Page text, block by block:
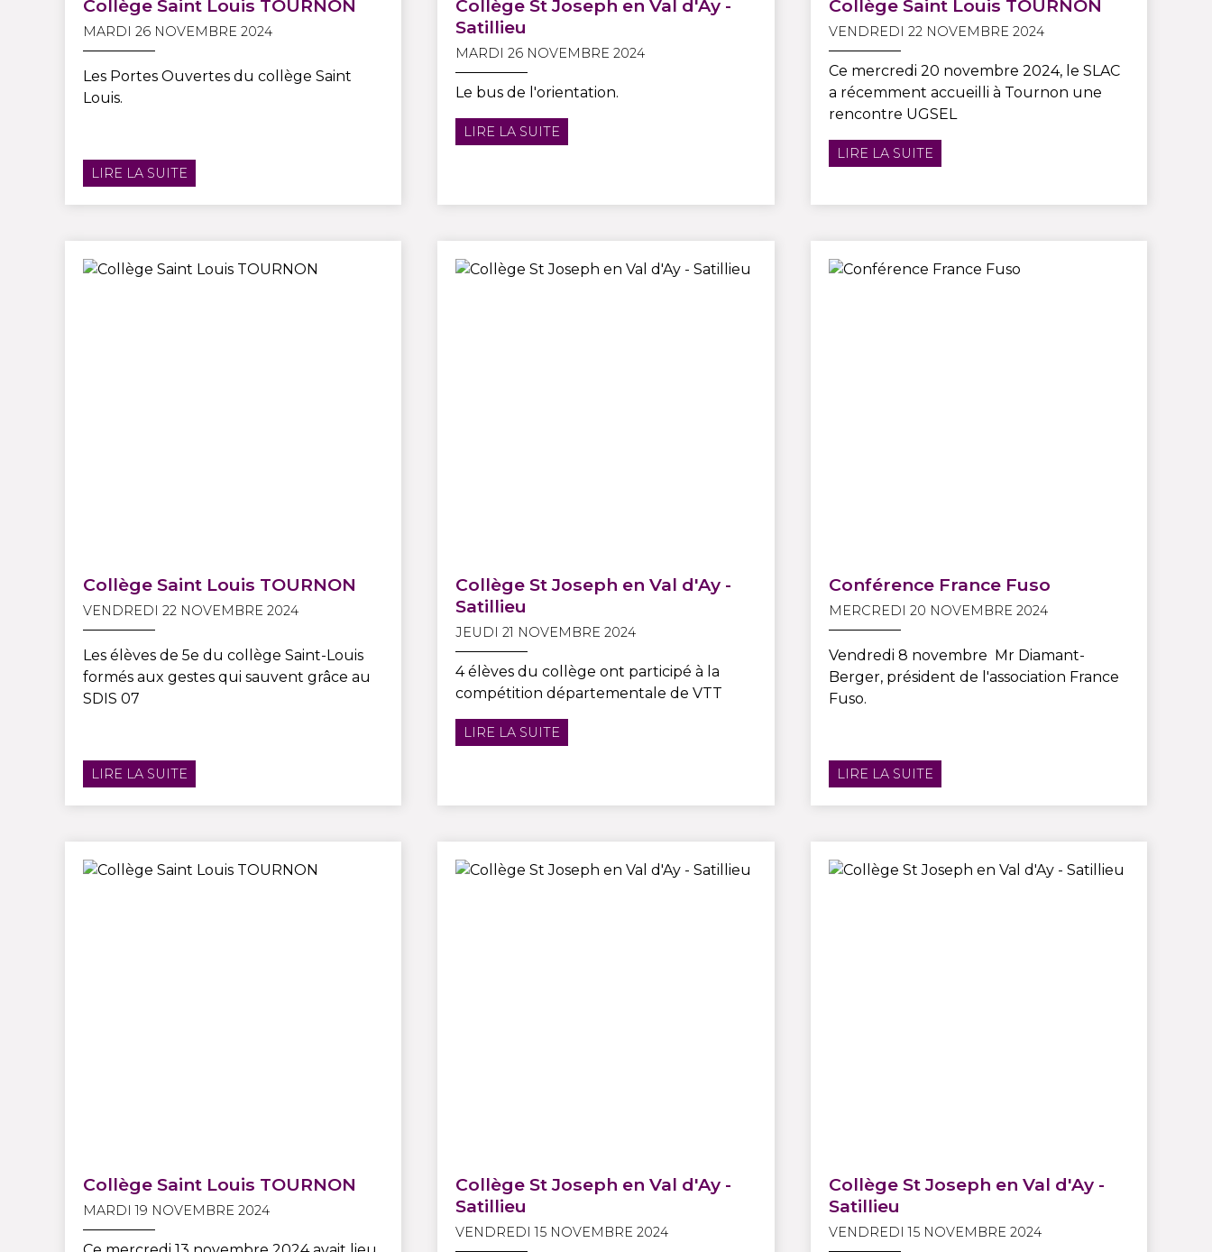
Collège Saint Louis TOURNON
MARDI 26 NOVEMBRE 2024
Les Portes Ouvertes du collège Saint
Louis.
LIRE LA SUITE
Collège St Joseph en Val d'Ay -
Satillieu
MARDI 26 NOVEMBRE 2024
Le bus de l'orientation.
LIRE LA SUITE
Collège Saint Louis TOURNON
VENDREDI 22 NOVEMBRE 2024
Ce mercredi 20 novembre 2024, le SLAC
a récemment accueilli à Tournon une
rencontre UGSEL
LIRE LA SUITE
Collège Saint Louis TOURNON
VENDREDI 22 NOVEMBRE 2024
Les élèves de 5e du collège Saint-Louis
formés aux gestes qui sauvent grâce au
SDIS 07
LIRE LA SUITE
Collège St Joseph en Val d'Ay -
Satillieu
JEUDI 21 NOVEMBRE 2024
4 élèves du collège ont participé à la
compétition départementale de VTT
LIRE LA SUITE
Conférence France Fuso
MERCREDI 20 NOVEMBRE 2024
Vendredi 8 novembre Mr Diamant-
Berger, président de l'association France
Fuso.
LIRE LA SUITE
Collège Saint Louis TOURNON
MARDI 19 NOVEMBRE 2024
Collège St Joseph en Val d'Ay -
Satillieu
VENDREDI 15 NOVEMBRE 2024
Collège St Joseph en Val d'Ay -
Satillieu
VENDREDI 15 NOVEMBRE 2024